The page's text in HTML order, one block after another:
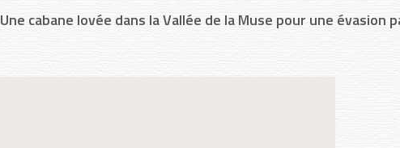
Une cabane lovée dans la Vallée de la Muse pour une évasion